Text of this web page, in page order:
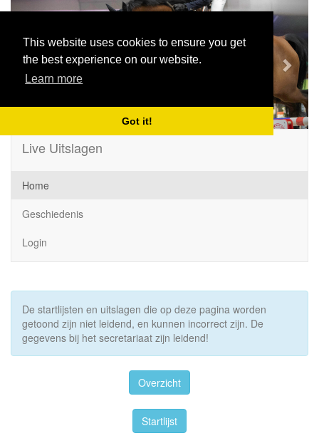
This website uses cookies to ensure you get
the best experience on our website.
Learn more
Got it!
Previous Next
Live Uitslagen
Home
Geschiedenis
Login
De startlijsten en uitslagen die op deze pagina worden
getoond zijn niet leidend, en kunnen incorrect zijn. De
gegevens bij het secretariaat zijn leidend!
Overzicht
Startlijst